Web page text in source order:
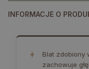
INFORMACJE O
✦
Blat zdobiony
zachowuje